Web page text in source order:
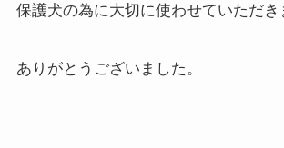
保護犬の為に大切に使わせていただき
ありがとうございました。